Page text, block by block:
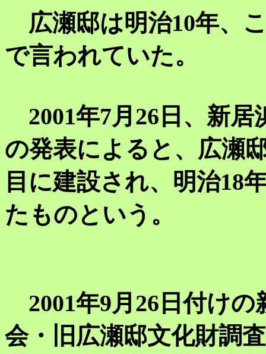
広瀬邸は明治10年、
で言われていた。
2001年7月26日、新居
の発表によると、広瀬
目に建設され、明治18
たものという。
2001年9月26日付けの
会・旧広瀬邸文化財調